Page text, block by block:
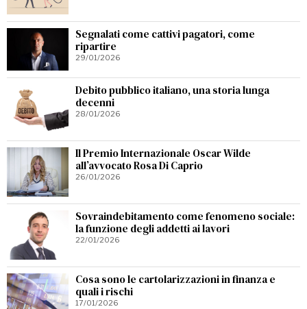
Segnalati come cattivi pagatori, come
ripartire
29/01/2026
Debito pubblico italiano, una storia lunga
decenni
28/01/2026
Il Premio Internazionale Oscar Wilde
all’avvocato Rosa Di Caprio
26/01/2026
Sovraindebitamento come fenomeno sociale:
la funzione degli addetti ai lavori
22/01/2026
Cosa sono le cartolarizzazioni in finanza e
quali i rischi
17/01/2026